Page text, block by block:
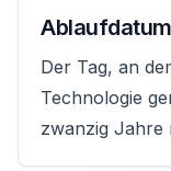
Der Tag, an
Technologie
zwanzig Jahre